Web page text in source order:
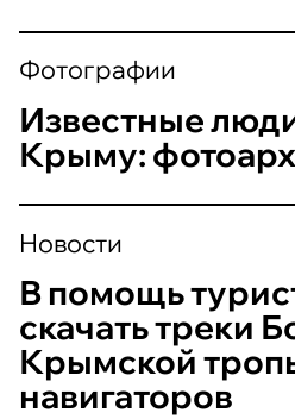
Фотографии
Известные
Крыму:
Новости
В помощь
скачать треки
Крымской
навигаторов